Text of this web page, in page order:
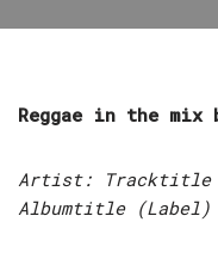
Reggae in the mix
Artist: Tracktitle
Albumtitle (Label)